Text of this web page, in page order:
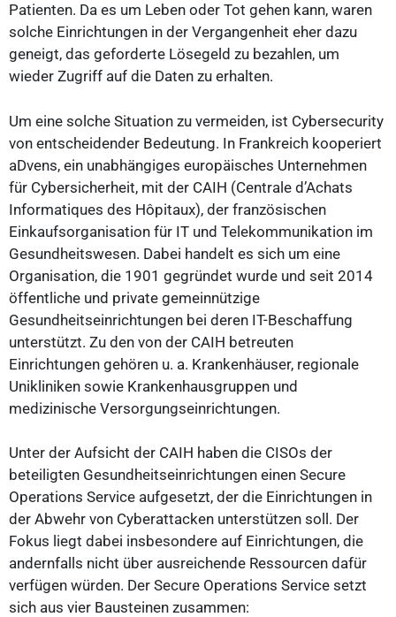
Patienten. Da es um Leben oder Tot gehen kann, waren
solche Einrichtungen in der Vergangenheit eher dazu
geneigt, das geforderte Lösegeld zu bezahlen, um
wieder Zugriff auf die Daten zu erhalten.
Um eine solche Situation zu vermeiden, ist Cybersecurity
von entscheidender Bedeutung. In Frankreich kooperiert
aDvens, ein unabhängiges europäisches Unternehmen
für Cybersicherheit, mit der CAIH (Centrale d’Achats
Informatiques des Hôpitaux), der französischen
Einkaufsorganisation für IT und Telekommunikation im
Gesundheitswesen. Dabei handelt es sich um eine
Organisation, die 1901 gegründet wurde und seit 2014
öffentliche und private gemeinnützige
Gesundheitseinrichtungen bei deren IT-Beschaffung
unterstützt. Zu den von der CAIH betreuten
Einrichtungen gehören u. a. Krankenhäuser, regionale
Unikliniken sowie Krankenhausgruppen und
medizinische Versorgungseinrichtungen.
Unter der Aufsicht der CAIH haben die CISOs der
beteiligten Gesundheitseinrichtungen einen Secure
Operations Service aufgesetzt, der die Einrichtungen in
der Abwehr von Cyberattacken unterstützen soll. Der
Fokus liegt dabei insbesondere auf Einrichtungen, die
andernfalls nicht über ausreichende Ressourcen dafür
verfügen würden. Der Secure Operations Service setzt
sich aus vier Bausteinen zusammen: